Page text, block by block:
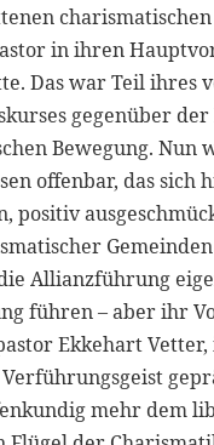
charismatischen
in ihren
Das war Teil ihres
gegenüber
Bewegung. Nun
offenbar, das sich
positiv
Allianzführung
führen – aber ihr
Ekkehart Vetter,
mehr dem